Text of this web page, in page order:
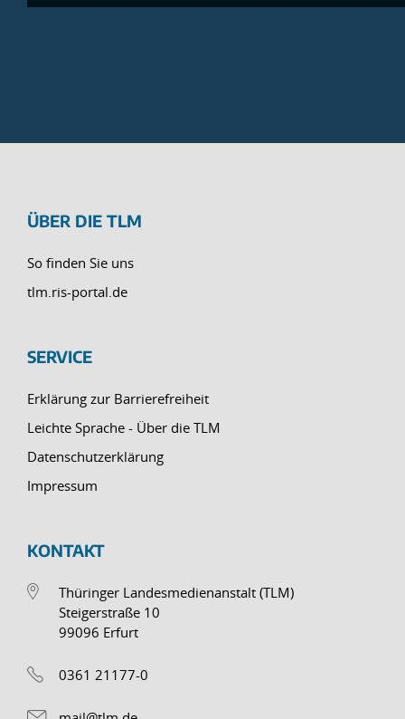
ÜBER DIE TLM
So finden Sie uns
tlm.ris-portal.de
SERVICE
Erklärung zur Barrierefreiheit
Leichte Sprache - Über die TLM
Datenschutzerklärung
Impressum
KONTAKT
Thüringer Landesmedienanstalt (TLM)
Steigerstraße 10
99096 Erfurt
0361 21177-0